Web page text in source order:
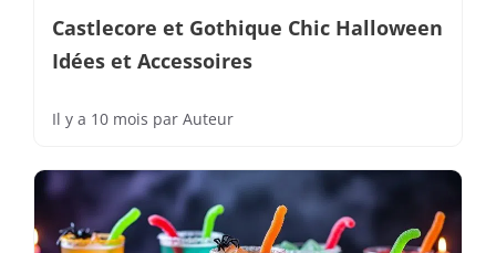
Castlecore et Gothique Chic Halloween
Idées et Accessoires
Il y a 10 mois par Auteur